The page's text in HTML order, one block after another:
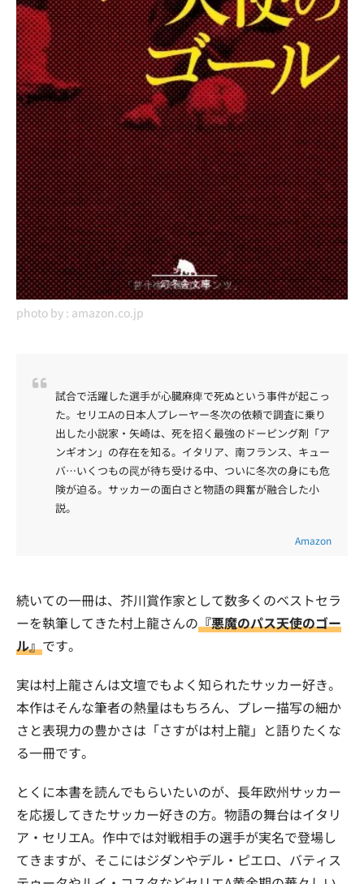
photo by : amazon.co.jp
試合で活躍した選手が心臓麻痺で死ぬという事件が起こっ
た。セリエAの日本人プレーヤー冬次の依頼で調査に乗り
出した小説家・矢崎は、死を招く最強のドーピング剤「ア
ンギオン」の存在を知る。イタリア、南フランス、キュー
バ…いくつもの罠が待ち受ける中、ついに冬次の身にも危
険が迫る。サッカーの面白さと物語の興奮が融合した小
説。
Amazon
続いての一冊は、芥川賞作家として数多くのベストセラ
ーを執筆してきた村上龍さんの『悪魔のパス天使のゴー
ル』です。
実は村上龍さんは文壇でもよく知られたサッカー好き。
本作はそんな筆者の熱量はもちろん、プレー描写の細か
さと表現力の豊かさは「さすがは村上龍」と語りたくな
る一冊です。
とくに本書を読んでもらいたいのが、長年欧州サッカー
を応援してきたサッカー好きの方。物語の舞台はイタリ
ア・セリエA。作中では対戦相手の選手が実名で登場し
てきますが、そこにはジダンやデル・ピエロ、バティス